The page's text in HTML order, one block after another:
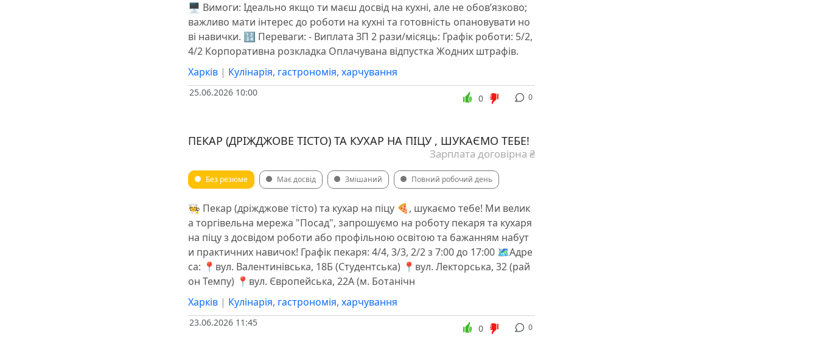
🖥 Вимоги: Ідеально якщо ти маєш досвід на кухні, але не обов’язково;
важливо мати інтерес до роботи на кухні та готовність опановувати но
ві навички. 🔢 Переваги: - Виплата ЗП 2 рази/місяць: Графік роботи: 5/2,
4/2 Корпоративна розкладка Оплачувана відпустка Жодних штрафів.
Харків | Кулінарія, гастрономія, харчування
25.06.2026 10:00 0
0
ПЕКАР (ДРІЖДЖОВЕ ТІСТО) ТА КУХАР НА ПІЦУ , ШУКАЄМО ТЕБЕ!
Зарплата договірна ₴
Без резюме Має досвід Змішаний Повний робочий день
🧑‍🍳 Пекар (дріжджове тісто) та кухар на піцу 🍕, шукаємо тебе! ️Ми велик
а торгівельна мережа "Посад", запрошуємо на роботу пекаря та кухаря
на піцу з досвідом роботи або профільною освітою та бажанням набут
и практичних навичок! Графік пекаря: 4/4, 3/3, 2/2 з 7:00 до 17:00 🗺Адре
са: 📍вул. Валентинівська, 18Б (Студентська) 📍вул. Лекторська, 32 (рай
он Темпу) 📍вул. Європейська, 22А (м. Ботанічн
Харків | Кулінарія, гастрономія, харчування
23.06.2026 11:45 0
0